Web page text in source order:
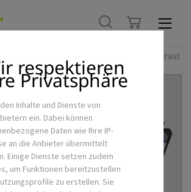
Hoher Kontrast
respektieren
Privatsphäre
Inhalte und Dienste von
ein. Dabei können
Daten wie Ihre IP-
an die Anbieter übermittelt
Einige Dienste setzen zudem
um Funktionen bereitzustellen
zu erstellen. Sie